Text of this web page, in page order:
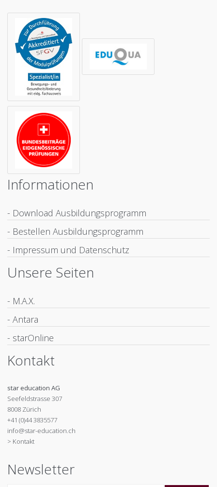
Informationen
- Download Ausbildungsprogramm
- Bestellen Ausbildungsprogramm
- Impressum und Datenschutz
Unsere Seiten
- M.A.X.
- Antara
- starOnline
Kontakt
star education AG
Seefeldstrasse 307
8008 Zürich
+41 (0)44 3835577
info@star-education.ch
> Kontakt
Newsletter